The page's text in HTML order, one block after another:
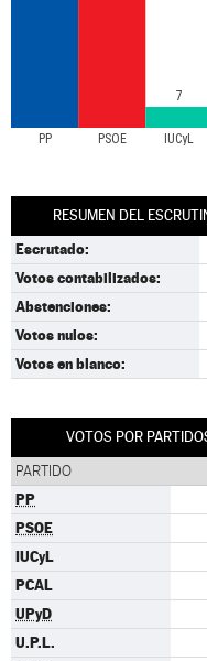
PP PSOE IUCyL
7
RESUMEN DEL
Escrutado:
Votos contabilizados:
Abstenciones:
Votos nulos:
Votos en blanco:
VOTOS POR
PARTIDO
PP
PSOE
IUCyL
PCAL
UPyD
U.P.L.